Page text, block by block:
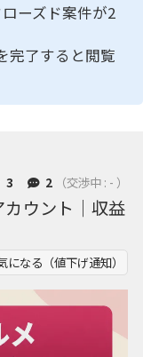
ーズド案件が2
完了すると閲覧
3 2 （交渉中 : - ）
ウント｜収益
になる（値下げ通知）